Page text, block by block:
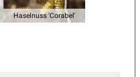
Haselnuss 'Corabel'